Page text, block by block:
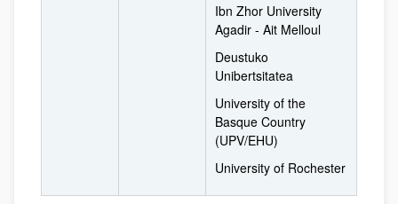
Ibn Zhor University
Agadir - Ait Melloul
Deustuko
Unibertsitatea
University of the
Basque Country
(UPV/EHU)
University of Rochester